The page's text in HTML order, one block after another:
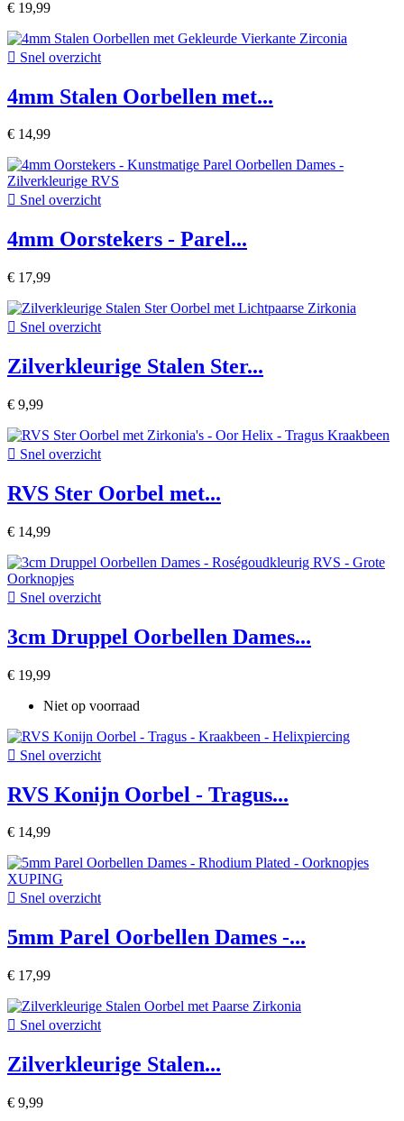
€ 19,99
 Snel overzicht
4mm Stalen Oorbellen met...
€ 14,99
 Snel overzicht
4mm Oorstekers - Parel...
€ 17,99
 Snel overzicht
Zilverkleurige Stalen Ster...
€ 9,99
 Snel overzicht
RVS Ster Oorbel met...
€ 14,99
 Snel overzicht
3cm Druppel Oorbellen Dames...
€ 19,99
Niet op voorraad
 Snel overzicht
RVS Konijn Oorbel - Tragus...
€ 14,99
 Snel overzicht
5mm Parel Oorbellen Dames -...
€ 17,99
 Snel overzicht
Zilverkleurige Stalen...
€ 9,99